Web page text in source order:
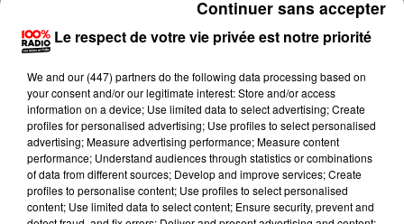
Le respect de votre vie privée est notre priorité
We and our (447) partnersdo the following data processing based on
your consent and/or our legitimate interest: Store and/or access
information on a device; Use limited data to select advertising; Create
profiles for personalised advertising; Use profiles to select personalised
advertising; Measure advertising performance; Measure content
performance; Understand audiences through statistics or combinations
of data from different sources; Develop and improve services; Create
profiles to personalise content; Use profiles to select personalised
content; Use limited data to select content; Ensure security, prevent and
Continuer sans accepter